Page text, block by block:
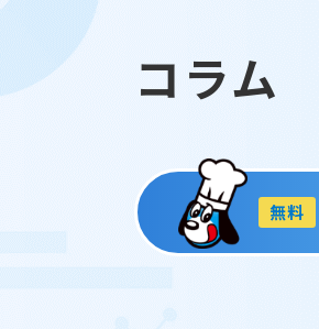
コラム
無料